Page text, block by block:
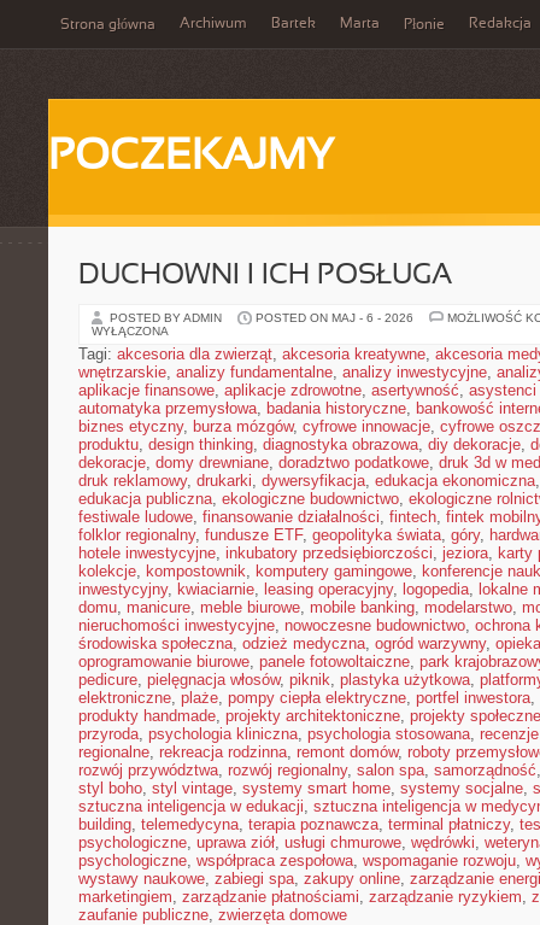
Strona główna Archiwum Bartek Marta Płonie Redakcja
POCZEKAJMY
DUCHOWNI I ICH POSŁUGA
POSTED BY ADMIN POSTED ON MAJ - 6 - 2026
MOŻLIWOŚĆ
WYŁĄCZONA
Tagi: akcesoria dla zwierząt, akcesoria kreatywne, akcesoria
wnętrzarskie, analizy fundamentalne, analizy inwestycyjne,
aplikacje finansowe, aplikacje zdrowotne, asertywność, asystenci
automatyka przemysłowa, badania historyczne, bankowość
biznes etyczny, burza mózgów, cyfrowe innowacje, cyfrowe
produktu, design thinking, diagnostyka obrazowa, diy dekoracje,
dekoracje, domy drewniane, doradztwo podatkowe, druk 3d w
druk reklamowy, drukarki, dywersyfikacja, edukacja ekonomiczna
edukacja publiczna, ekologiczne budownictwo, ekologiczne
festiwale ludowe, finansowanie działalności, fintech, fintek
folklor regionalny, fundusze ETF, geopolityka świata, góry,
hotele inwestycyjne, inkubatory przedsiębiorczości, jeziora, karty
kolekcje, kompostownik, komputery gamingowe, konferencje
inwestycyjny, kwiaciarnie, leasing operacyjny, logopedia, lokalne
domu, manicure, meble biurowe, mobile banking, modelarstwo,
nieruchomości inwestycyjne, nowoczesne budownictwo, ochrona
środowiska społeczna, odzież medyczna, ogród warzywny,
oprogramowanie biurowe, panele fotowoltaiczne, park
pedicure, pielęgnacja włosów, piknik, plastyka użytkowa,
elektroniczne, plaże, pompy ciepła elektryczne, portfel inwestora,
produkty handmade, projekty architektoniczne, projekty społeczne
przyroda, psychologia kliniczna, psychologia stosowana,
regionalne, rekreacja rodzinna, remont domów, roboty
rozwój przywództwa, rozwój regionalny, salon spa, samorządność
styl boho, styl vintage, systemy smart home, systemy socjalne,
sztuczna inteligencja w edukacji, sztuczna inteligencja w
building, telemedycyna, terapia poznawcza, terminal płatniczy,
psychologiczne, uprawa ziół, usługi chmurowe, wędrówki,
psychologiczne, współpraca zespołowa, wspomaganie rozwoju,
wystawy naukowe, zabiegi spa, zakupy online, zarządzanie
marketingiem, zarządzanie płatnościami, zarządzanie ryzykiem,
zaufanie publiczne, zwierzęta domowe